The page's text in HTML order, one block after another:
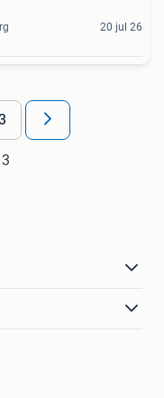
20 jul 26